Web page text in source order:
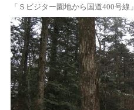
「Ｓビジター園地から国道400号線」